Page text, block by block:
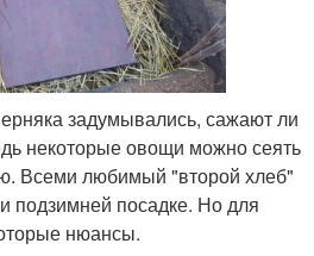
задумывались, сажают ли
некоторые овощи можно сеять
Всеми любимый "второй хлеб"
подзимней посадке. Но для
нюансы.